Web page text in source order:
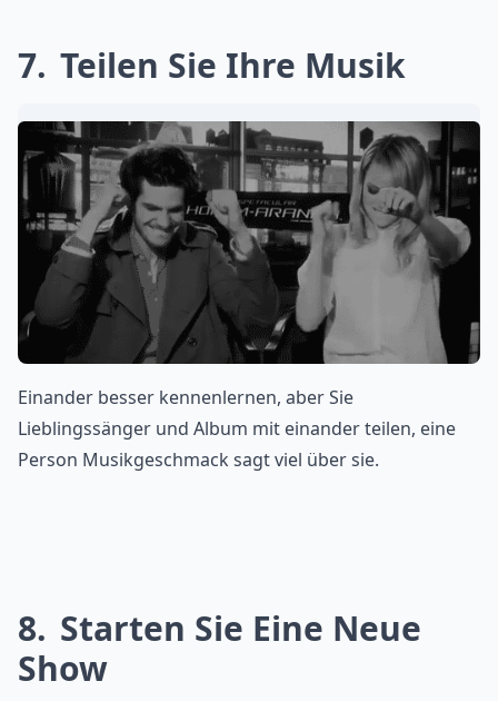
7 Teilen Sie Ihre Musik
Einander besser kennenlernen, aber Sie
Lieblingssänger und Album mit einander teilen, eine
Person Musikgeschmack sagt viel über sie.
8 Starten Sie Eine Neue
Show